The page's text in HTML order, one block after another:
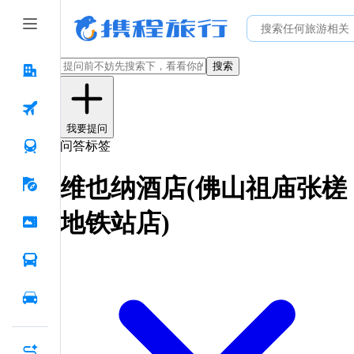
搜索
我要提问
问答标签
维也纳酒店(佛山祖庙张槎
地铁站店)